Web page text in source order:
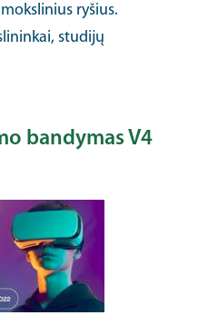
ryšius.
studijų
bandymas V4